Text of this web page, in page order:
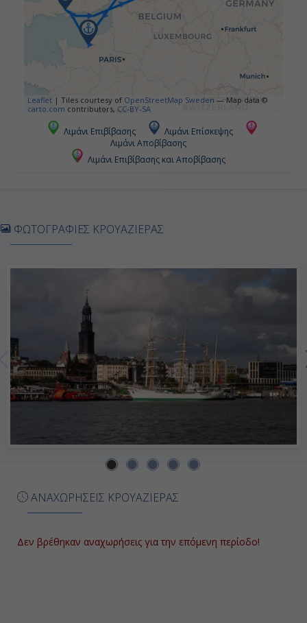
Ζεϊμπρούγκε , Βέλγιο
10:00
Ρότερνταμ , Ολλανδία
Ρότερνταμ , Ολλανδία
-
Leaflet | Tiles courtesy of OpenStreetMap Sweden — Map data ©
carto.com contributors, CC-BY-SA
Λιμάνι Επιβίβασης
Λιμάνι Επίσκεψης
Λιμάνι Αποβίβασης
Λιμάνι Επιβίβασης και Αποβίβασης
ΑΝΑΧΩΡΗΣΕΙΣ ΚΡΟΥΑΖΙΕΡΑΣ
Δεν βρέθηκαν αναχωρήσεις για την επόμενη περίοδο!
ΦΩΤΟΓΡΑΦΙΕΣ ΚΡΟΥΑΖΙΕΡΑΣ